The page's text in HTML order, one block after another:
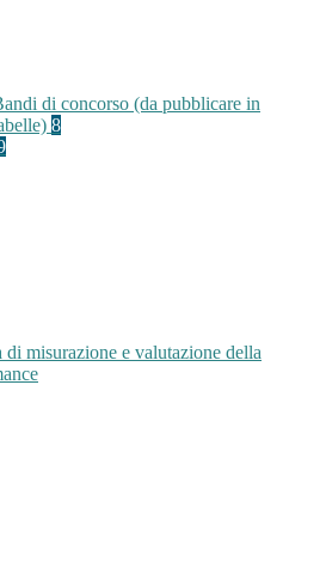
di concorso (da pubblicare in
8
di misurazione e valutazione della